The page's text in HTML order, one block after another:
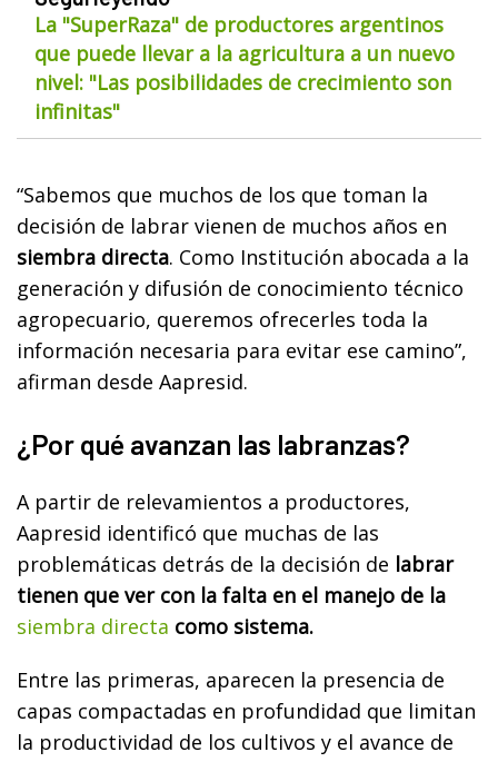
La "SuperRaza" de productores argentinos
que puede llevar a la agricultura a un nuevo
nivel: "Las posibilidades de crecimiento son
infinitas"
“Sabemos que muchos de los que toman la
decisión de labrar vienen de muchos años en
siembra directa. Como Institución abocada a la
generación y difusión de conocimiento técnico
agropecuario, queremos ofrecerles toda la
información necesaria para evitar ese camino”,
afirman desde Aapresid.
¿Por qué avanzan las labranzas?
A partir de relevamientos a productores,
Aapresid identificó que muchas de las
problemáticas detrás de la decisión de labrar
tienen que ver con la falta en el manejo de la
siembra directa como sistema.
Entre las primeras, aparecen la presencia de
capas compactadas en profundidad que limitan
la productividad de los cultivos y el avance de